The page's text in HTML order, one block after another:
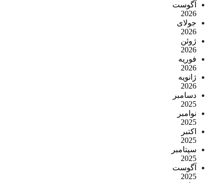
آگوست
2026
جولای
2026
ژوئن
2026
فوریه
2026
ژانویه
2026
دسامبر
2025
نوامبر
2025
اکتبر
2025
سپتامبر
2025
آگوست
2025